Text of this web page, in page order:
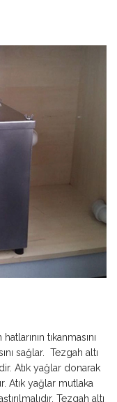
tıkanmasını
sağlar. Tezgah altı
Atık yağlar donarak
Atık yağlar mutlaka
Tezgah altı